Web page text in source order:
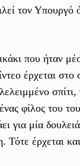
τον Υπουργό
που ήταν
έρχεται στο
φίλος του
για μία
Τότε έρχεται